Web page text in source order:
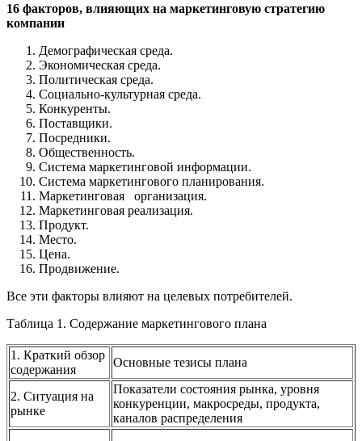
16 факторов, влияющих на маркетинговую стратегию
компании
Демографическая среда.
Экономическая среда.
Политическая среда.
Социально-культурная среда.
Конкуренты.
Поставщики.
Посредники.
Общественность.
Система маркетинговой информации.
Система маркетингового планирования.
Маркетинговая организация.
Маркетинговая реализация.
Продукт.
Место.
Цена.
Продвижение.
Все эти факторы влияют на целевых потребителей.
Таблица 1. Содержание маркетингового плана
1. Краткий обзор
содержания
Основные тезисы плана
2. Ситуация на
рынке
Показатели состояния рынка, уровня
конкуренции, макросреды, продукта,
каналов распределения